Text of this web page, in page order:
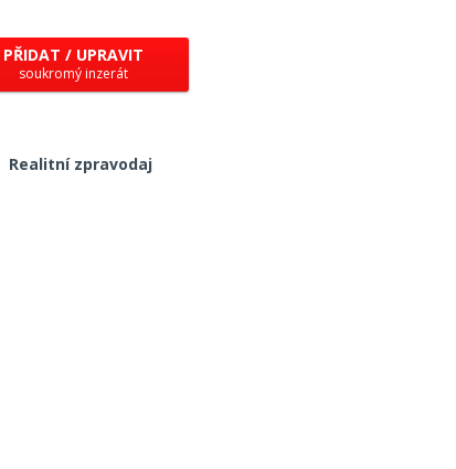
PŘIDAT / UPRAVIT
soukromý inzerát
Realitní zpravodaj